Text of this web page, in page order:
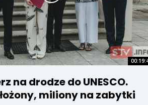
na drodze do UNESCO.
miliony na zabytki